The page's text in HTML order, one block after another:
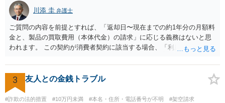
川添 圭 弁護士
ご質問の内容を前提とすれば、「返却日〜現在までの約1年分の月額料
金と、製品の買取費用（本体代金）の請求」に応じる義務はないと思
われます。 この契約が消費者契約に該当する場合、「利用料金の未納
も不当条項として無効になると解されます（消費者契約法10条）。消
費者契約に該当しない場合でも、ご質問の記載を前提とすればそのよ
うな条項は存在しないので請求自体が不当ということになります。 メ
ールでのやり取りも証拠になりますので、あなたとしては、毅然と請
3 友人との金銭トラブル
#詐欺の法的措置 #10万円未満 #本名・住所・電話番号が不明 #架空請求